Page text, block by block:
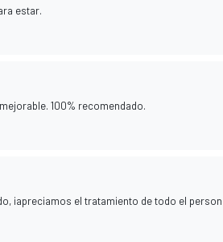
estar.
100% recomendado.
¡apreciamos el tratamiento de todo el